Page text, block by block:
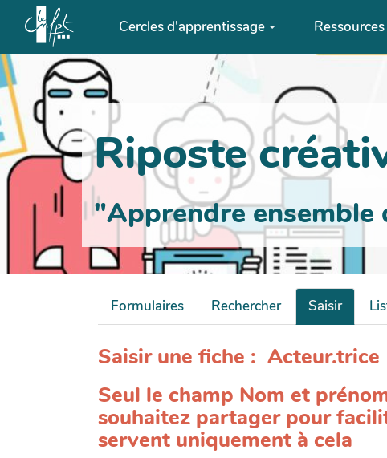
Aller au contenu principalCercles d'apprentissage Ressources
Riposte
"Apprendre ensemble
Formulaires Rechercher Saisir
Saisir une fiche : Acteur.trice
Seul le champ Nom et
souhaitez partager pour
servent uniquement à cela